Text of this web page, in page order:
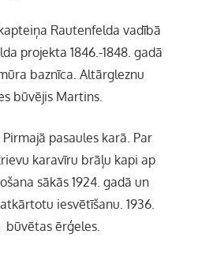
Rautenfelda vadībā
projekta 1846.-1848. gadā
baznīca. Altārgleznu
būvējis Martins.
pasaules karā. Par
karavīru brāļu kapi ap
sākās 1924. gadā un
iesvētīšanu. 1936.
būvētas ērģeles.